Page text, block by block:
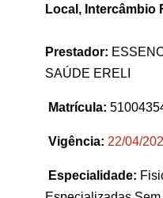
Local, Intercâmbio
Prestador:
SAÚDE ERELI
Matrícula:
Vigência: 22/04/
Especialidade: